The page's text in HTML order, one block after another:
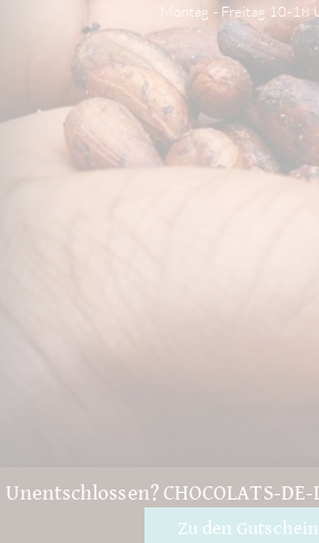
Montag - Freitag 10-18
Unentschlossen? CHOCOLATS-
Zu den